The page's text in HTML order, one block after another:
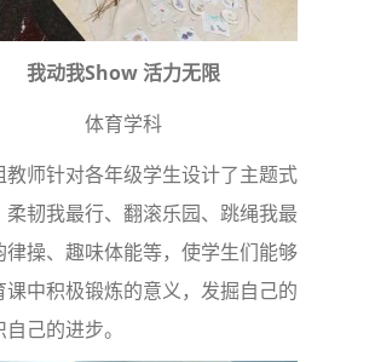
我动我Show 活力无限
体育学科
教师针对各年级学生设计了主题式
柔韧我最行、翻滚乐园、跳绳我最
律操、趣味体能等，使学生们能够
课中积极锻炼的意义，发掘自己的
己的进步。